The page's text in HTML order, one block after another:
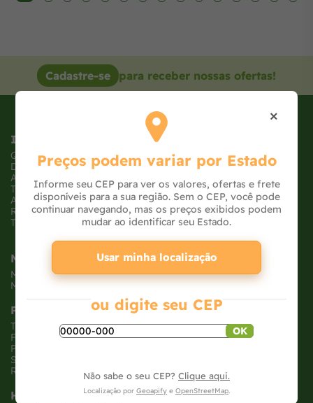
Cadastre-se para receber nossas ofertas!
Institucional
Quem somos
Dúvidas frequentes
Atendimento
Trabalhe conosco
Ajude uma ONG
Receba Ofertas
Tabloide de Ofertas
Minha Conta
Meus pedidos
Meus dados
Políticas
Trocas e devoluções
Formas de pagamento
Políticas de entrega
Segurança e privacidade
Relatório Transparência Salarial
Horários
×
Preços podem variar por Estado
Informe seu CEP para ver os valores, ofertas e frete
disponíveis para a sua região. Sem o CEP, você pode
continuar navegando, mas os preços exibidos podem
mudar ao identificar seu Estado.
Usar minha localização
ou digite seu CEP
OK
Não sabe o seu CEP? Clique aqui.
Localização por Geoapify e OpenStreetMap